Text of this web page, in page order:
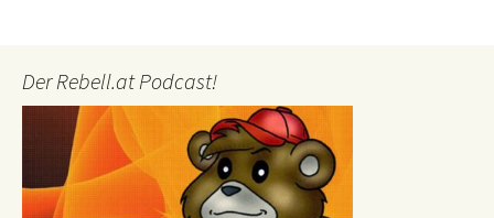
Der Rebell.at Podcast!